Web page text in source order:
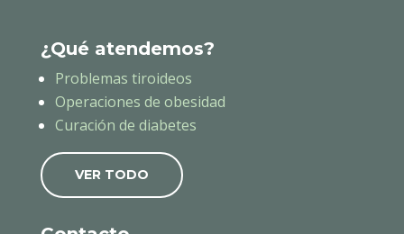
¿Qué atendemos?
Problemas tiroideos
Operaciones de obesidad
Curación de diabetes
VER TODO